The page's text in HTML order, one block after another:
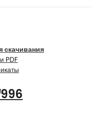
скачивания
PDF